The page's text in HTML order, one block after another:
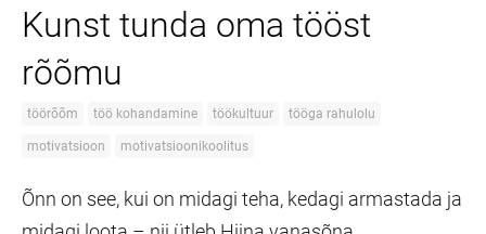
Kunst tunda oma tööst
rõõmu
töörõõm töö kohandamine töökultuur tööga rahulolu
motivatsioon motivatsioonikoolitus
Õnn on see, kui on midagi teha, kedagi armastada ja